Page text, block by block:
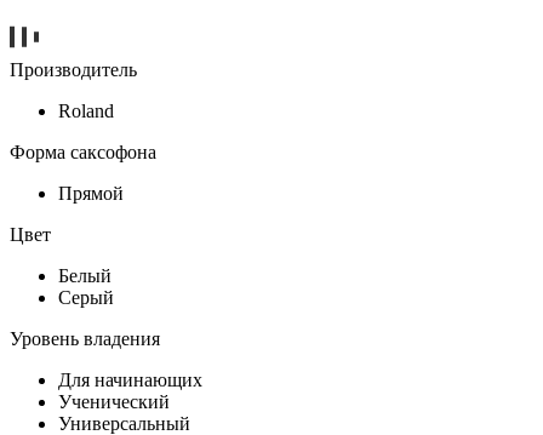
Производитель
Roland
Форма саксофона
Прямой
Цвет
Белый
Серый
Уровень владения
Для начинающих
Ученический
Универсальный